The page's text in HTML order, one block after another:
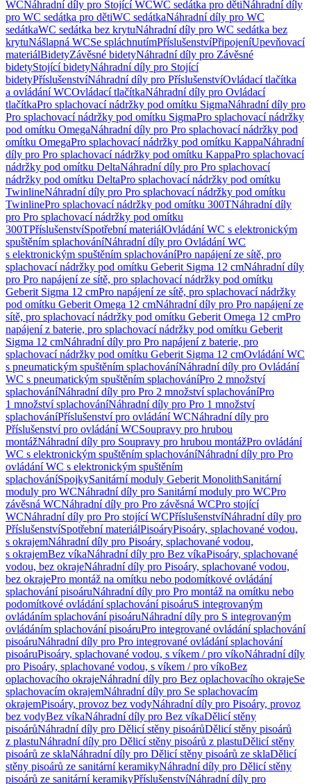
WCNáhradní díly pro Stojící WCWC sedátka pro dětiNáhradní díly
pro WC sedátka pro dětiWC sedátkaNáhradní díly pro WC
sedátkaWC sedátka bez krytuNáhradní díly pro WC sedátka bez
krytuNášlapná WCSe spláchnutímPříslušenstvíPřipojeníUpevňovací
materiálBidetyZávěsné bidetyNáhradní díly pro Závěsné
bidetyStojící bidetyNáhradní díly pro Stojící
bidetyPříslušenstvíNáhradní díly pro PříslušenstvíOvládací tlačítka
a ovládání WCOvládací tlačítkaNáhradní díly pro Ovládací
tlačítkaPro splachovací nádržky pod omítku SigmaNáhradní díly pro
Pro splachovací nádržky pod omítku SigmaPro splachovací nádržky
pod omítku OmegaNáhradní díly pro Pro splachovací nádržky pod
omítku OmegaPro splachovací nádržky pod omítku KappaNáhradní
díly pro Pro splachovací nádržky pod omítku KappaPro splachovací
nádržky pod omítku DeltaNáhradní díly pro Pro splachovací
nádržky pod omítku DeltaPro splachovací nádržky pod omítku
TwinlineNáhradní díly pro Pro splachovací nádržky pod omítku
TwinlinePro splachovací nádržky pod omítku 300TNáhradní díly
pro Pro splachovací nádržky pod omítku
300TPříslušenstvíSpotřební materiálOvládání WC s elektronickým
spuštěním splachováníNáhradní díly pro Ovládání WC
s elektronickým spuštěním splachováníPro napájení ze sítě, pro
splachovací nádržky pod omítku Geberit Sigma 12 cmNáhradní díly
pro Pro napájení ze sítě, pro splachovací nádržky pod omítku
Geberit Sigma 12 cmPro napájení ze sítě, pro splachovací nádržky
pod omítku Geberit Omega 12 cmNáhradní díly pro Pro napájení ze
sítě, pro splachovací nádržky pod omítku Geberit Omega 12 cmPro
napájení z baterie, pro splachovací nádržky pod omítku Geberit
Sigma 12 cmNáhradní díly pro Pro napájení z baterie, pro
splachovací nádržky pod omítku Geberit Sigma 12 cmOvládání WC
s pneumatickým spuštěním splachováníNáhradní díly pro Ovládání
WC s pneumatickým spuštěním splachováníPro 2 množství
splachováníNáhradní díly pro Pro 2 množství splachováníPro
1 množství splachováníNáhradní díly pro Pro 1 množství
splachováníPříslušenství pro ovládání WCNáhradní díly pro
Příslušenství pro ovládání WCSoupravy pro hrubou
montážNáhradní díly pro Soupravy pro hrubou montážPro ovládání
WC s elektronickým spuštěním splachováníNáhradní díly pro Pro
ovládání WC s elektronickým spuštěním
splachováníSpojkySanitární moduly Geberit MonolithSanitární
moduly pro WCNáhradní díly pro Sanitární moduly pro WCPro
závěsná WCNáhradní díly pro Pro závěsná WCPro stojící
WCNáhradní díly pro Pro stojící WCPříslušenstvíNáhradní díly pro
PříslušenstvíSpotřební materiálPisoáryPisoáry, splachované vodou,
s okrajemNáhradní díly pro Pisoáry, splachované vodou,
s okrajemBez víkaNáhradní díly pro Bez víkaPisoáry, splachované
vodou, bez okrajeNáhradní díly pro Pisoáry, splachované vodou,
bez okrajePro montáž na omítku nebo podomítkové ovládání
splachování pisoáruNáhradní díly pro Pro montáž na omítku nebo
podomítkové ovládání splachování pisoáruS integrovaným
ovládáním splachování pisoáruNáhradní díly pro S integrovaným
ovládáním splachování pisoáruPro integrované ovládání splachování
pisoáruNáhradní díly pro Pro integrované ovládání splachování
pisoáruPisoáry, splachované vodou, s víkem / pro víkoNáhradní díly
pro Pisoáry, splachované vodou, s víkem / pro víkoBez
oplachovacího okrajeNáhradní díly pro Bez oplachovacího okrajeSe
splachovacím okrajemNáhradní díly pro Se splachovacím
okrajemPisoáry, provoz bez vodyNáhradní díly pro Pisoáry, provoz
bez vodyBez víkaNáhradní díly pro Bez víkaDělicí stěny
pisoárůNáhradní díly pro Dělicí stěny pisoárůDělicí stěny pisoárů
z plastuNáhradní díly pro Dělicí stěny pisoárů z plastuDělicí stěny
pisoárů ze sklaNáhradní díly pro Dělicí stěny pisoárů ze sklaDělicí
stěny pisoárů ze sanitární keramikyNáhradní díly pro Dělicí stěny
pisoárů ze sanitární keramikyPříslušenstvíNáhradní díly pro